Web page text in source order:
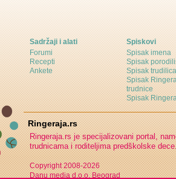
Sadržaji i alati
Forumi
Recepti
Ankete
Spiskovi
Spisak imena
Spisak
Spisak
Spisak
trudnice
Spisak
Ringeraja.rs
Ringeraja.rs je specijalizovani portal,
trudnicama i roditeljima predškolske
Copyright 2008-2026
Danu media d.o.o. Beograd